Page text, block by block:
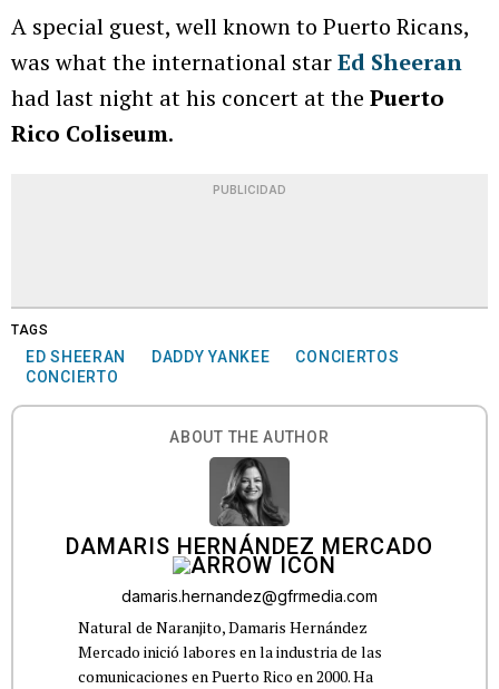
A special guest, well known to Puerto Ricans,
was what the international starEd Sheeran
had last night at his concert at the Puerto
Rico Coliseum.
PUBLICIDAD
TAGS
ED SHEERAN DADDY YANKEE
CONCIERTOS
CONCIERTO
ABOUT THE AUTHOR
DAMARIS HERNÁNDEZ MERCADO
damaris.hernandez@gfrmedia.com
Natural de Naranjito, Damaris Hernández
Mercado inició labores en la industria de las
comunicaciones en Puerto Rico en 2000. Ha